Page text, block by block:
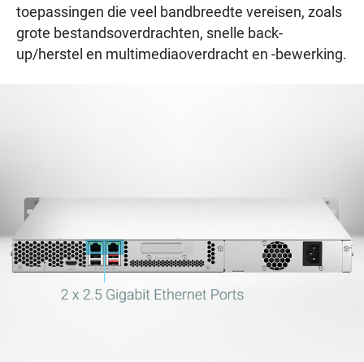
toepassingen die veel bandbreedte vereisen, zoals
grote bestandsoverdrachten, snelle back-
up/herstel en multimediaoverdracht en -bewerking.